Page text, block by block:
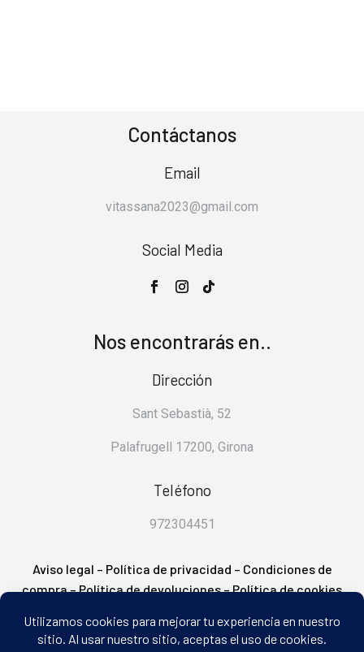
Contáctanos
Email
vitassana2023@gmail.com
Social Media
Nos encontrarás en..
Dirección
Sant Sebastià, 52
Palafrugell 17200, Girona
Teléfono
972304451
Aviso legal – Política de privacidad – Condiciones de
compra–Política de devoluciones–Política de cookies